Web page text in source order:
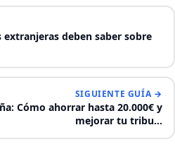
extranjeras deben saber sobre
SIGUIENTE GUÍA →
Cómo ahorrar hasta 20.000€ y
mejorar tu tribu…